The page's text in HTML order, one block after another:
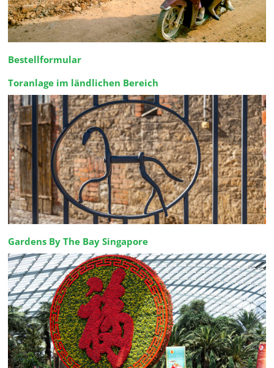
Bestellformular
Toranlage im ländlichen Bereich
Gardens By The Bay Singapore